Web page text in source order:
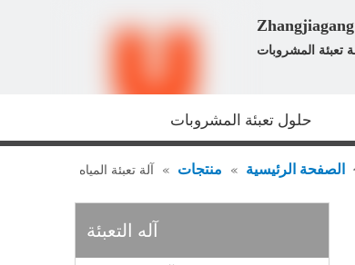
تعبئة المشروبات
حلول تعبئة المشروبات
الصفحة الرئيسية » منتجات » آلة تعبئة المياه
آله التعبئة